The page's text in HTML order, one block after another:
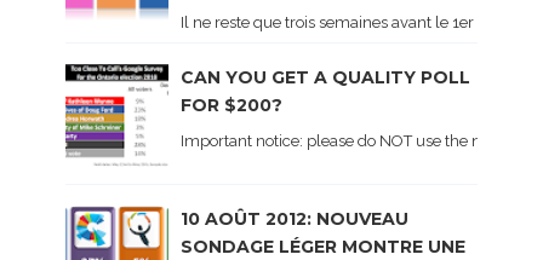
Il ne reste que trois semaines avant le 1er tour de
CAN YOU GET A QUALITY POLL
FOR $200?
Important notice: please do NOT use the
10 AOÛT 2012: NOUVEAU
SONDAGE LÉGER MONTRE UNE